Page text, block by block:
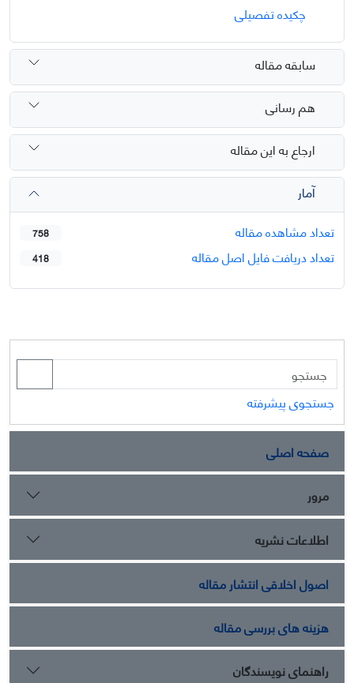
چکیده تفصیلی
سابقه مقاله
هم رسانی
ارجاع به این مقاله
آمار
تعداد مشاهده مقاله
758
تعداد دریافت فایل اصل مقاله 418
جستجوی پیشرفته
صفحه اصلی
مرور
اطلاعات نشریه
اصول اخلاقی انتشار مقاله
هزینه های بررسی مقاله
راهنمای نویسندگان